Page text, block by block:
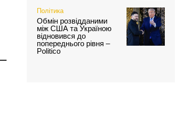
Політика
Обмін розвідданими
між США та Україною
відновився до
попереднього рівня –
Politico